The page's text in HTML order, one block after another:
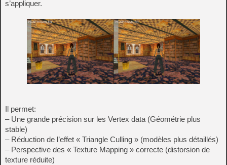
s’appliquer.
Il permet:
– Une grande précision sur les Vertex data (Géométrie plus
stable)
– Réduction de l’effet « Triangle Culling » (modèles plus détaillés)
– Perspective des « Texture Mapping » correcte (distorsion de
texture réduite)